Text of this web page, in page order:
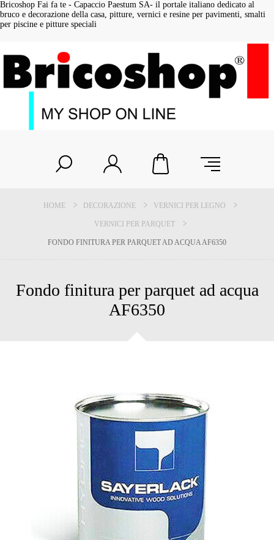
Bricoshop Fai fa te - Capaccio Paestum SA- il portale italiano dedicato al
bruco e decorazione della casa, pitture, vernici e resine per pavimenti, smalti
per piscine e pitture speciali
HOME DECORAZIONE VERNICI PER LEGNO
VERNICI PER PARQUET
FONDO FINITURA PER PARQUET AD ACQUA AF6350
Fondo finitura per parquet ad acqua
AF6350